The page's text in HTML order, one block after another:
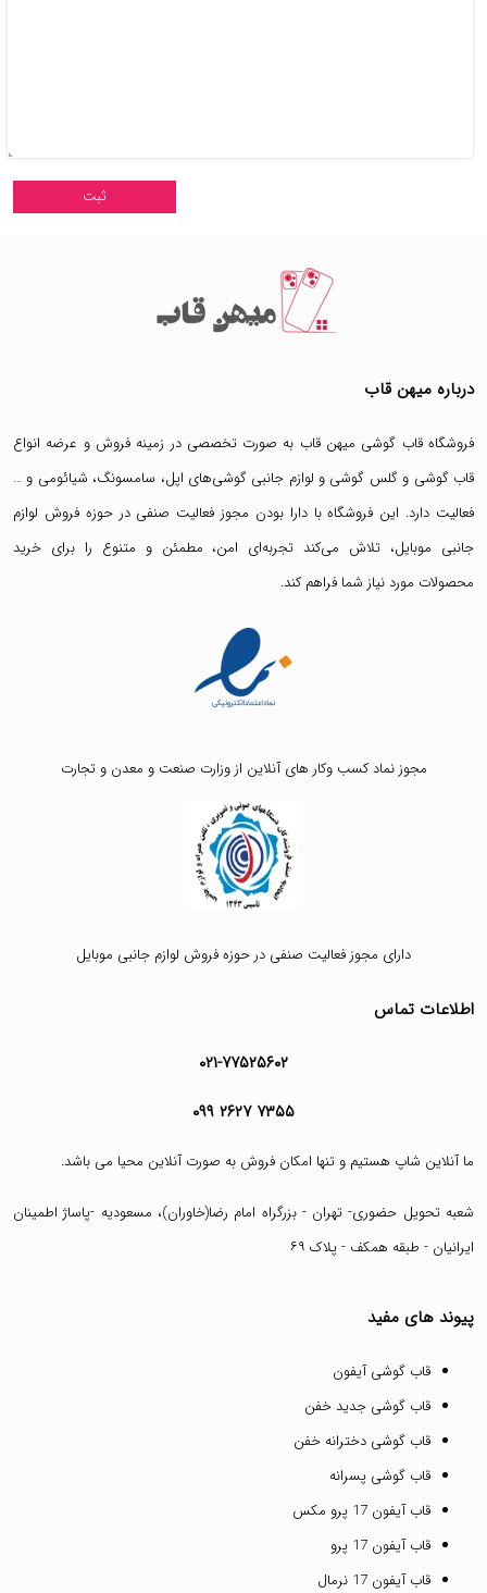
درباره میهن قاب
فروشگاه قاب گوشی میهن قاب به صورت تخصصی در زمینه فروش و عرضه انواع
قاب گوشی وگلس گوشی و لوازم جانبی گوشی‌های اپل، سامسونگ، شیائومی و …
فعالیت دارد. این فروشگاه با دارا بودن مجوز فعالیت صنفی در حوزه فروش لوازم
جانبی موبایل، تلاش می‌کند تجربه‌ای امن، مطمئن و متنوع را برای خرید
محصولات مورد نیاز شما فراهم کند.
مجوز نماد کسب وکار های آنلاین از وزارت صنعت و معدن و تجارت
دارای مجوز فعالیت صنفی در حوزه فروش لوازم جانبی موبایل
اطلاعات تماس
۰۲۱-۷۷۵۲۵۶۰۲
۰۹۹ ۲۶۲۷ ۷۳۵۵
ما آنلاین شاپ هستیم و تنها امکان فروش به صورت آنلاین محیا می باشد.
شعبه تحویل حضوری- تهران - بزرگراه امام رضا(خاوران)، مسعودیه -پاساژ اطمینان
ایرانیان - طبقه همکف - پلاک ۶۹
پیوند های مفید
قاب گوشی آیفون
قاب گوشی جدید خفن
قاب گوشی دخترانه خفن
قاب گوشی پسرانه
قاب آیفون 17 پرو مکس
قاب آیفون 17 پرو
قاب آیفون 17 نرمال